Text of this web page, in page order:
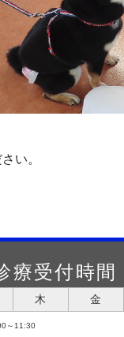
い。
療受付時間
木 金
～11:30